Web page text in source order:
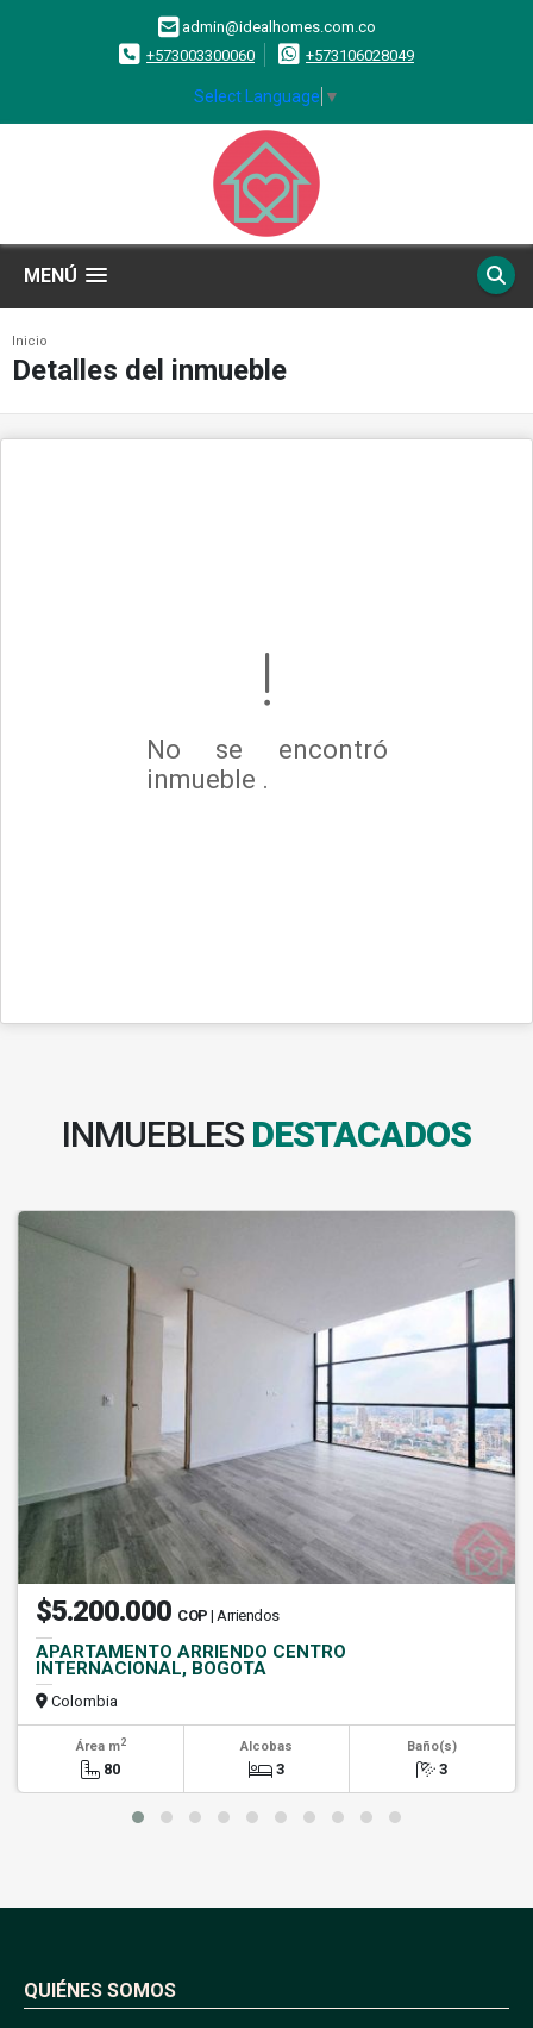
admin@idealhomes.com.co
+573003300060
+573106028049
Select Language ▼
MENÚ
Inicio
Detalles del inmueble
No se encontró
inmueble .
INMUEBLES DESTACADOS
$5.200.000 COP | Arriendos
APARTAMENTO ARRIENDO CENTRO
INTERNACIONAL, BOGOTA
Colombia
Área m2
80
Alcobas
3
Baño(s)
3
QUIÉNES SOMOS